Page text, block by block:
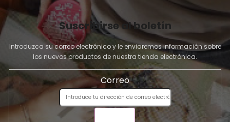
Suscribirse al boletín
Introduzca su correo electrónico y le enviaremos información sobre
los nuevos productos de nuestra tienda electrónica.
Correo